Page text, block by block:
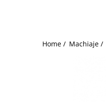
Home / Machiaje /